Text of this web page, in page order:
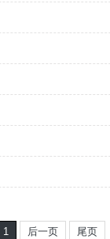
1 后一页 尾页